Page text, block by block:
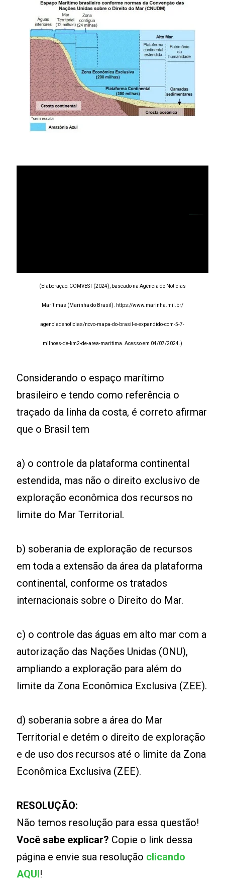
(Elaboração: COMVEST (2024), baseado na Agência de Notícias
Marítimas (Marinha do Brasil). https://www.marinha.mil.br/
agenciadenoticias/novo-mapa-do-brasil-e-expandido-com-5-7-
milhoes-de-km2-de-area-maritima. Acesso em 04/07/2024.)
Considerando o espaço marítimo
brasileiro e tendo como referência o
traçado da linha da costa, é correto afirmar
que o Brasil tem
a) o controle da plataforma continental
estendida, mas não o direito exclusivo de
exploração econômica dos recursos no
limite do Mar Territorial.
b) soberania de exploração de recursos
em toda a extensão da área da plataforma
continental, conforme os tratados
internacionais sobre o Direito do Mar.
c) o controle das águas em alto mar com a
autorização das Nações Unidas (ONU),
ampliando a exploração para além do
limite da Zona Econômica Exclusiva (ZEE).
d) soberania sobre a área do Mar
Territorial e detém o direito de exploração
e de uso dos recursos até o limite da Zona
Econômica Exclusiva (ZEE).
RESOLUÇÃO:
Não temos resolução para essa questão!
Você sabe explicar? Copie o link dessa
página e envie sua resolução clicando
AQUI!